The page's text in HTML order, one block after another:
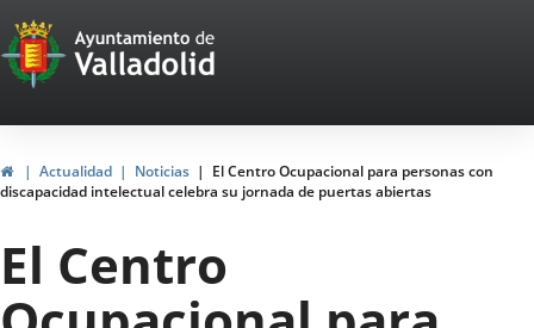
Portal
Web
del
Ayuntamiento
de
Valladolid
InicioActualidad Noticias
El Centro Ocupacional para personas con
discapacidad intelectual celebra su jornada de puertas abiertas
El Centro